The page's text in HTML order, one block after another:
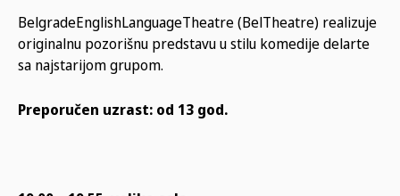
BelgradeEnglishLanguageTheatre (BelTheatre) realizuje
originalnu pozorišnu predstavu u stilu komedije delarte
sa najstarijom grupom.
Preporučen uzrast: od 13 god.